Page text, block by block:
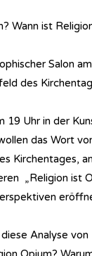
Wann ist
Salon
des
19 Uhr in der
das Wort
Kirchentages,
„Religion ist
Analyse von